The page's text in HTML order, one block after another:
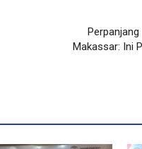
Makassar: Ini